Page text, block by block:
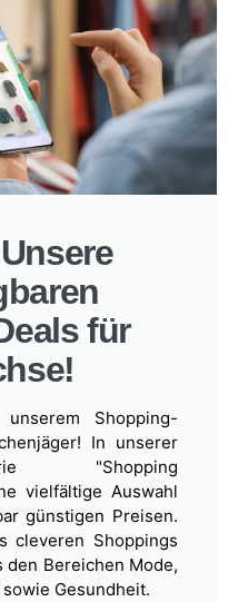
für
Shopping-
In unserer
"Shopping
vielfältige Auswahl
günstigen Preisen.
cleveren Shoppings
den Bereichen Mode,
Gesundheit.